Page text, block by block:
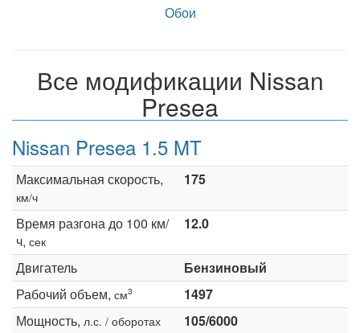
Обои
Все модификации Nissan
Presea
Nissan Presea 1.5 MT
Максимальная скорость,
км/ч
175
Время разгона до 100 км/
ч, сек
12.0
Двигатель
Бензиновый
Рабочий объем, см3
1497
Мощность, л.с. / оборотах
105/6000